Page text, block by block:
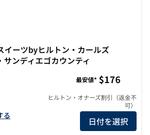
イーツbyヒルトン・カールズ
サンディエゴカウンティ
ーツbyヒルトン・カールスバッド・ノース・
る
最安値* $176
ヒルトン・オナーズ割引（返金不
可）
日付を選択